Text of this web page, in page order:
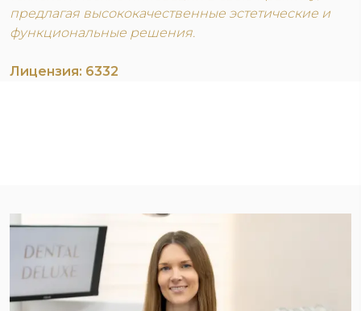
предлагая высококачественные эстетические и
функциональные решения.
Лицензия: 6332